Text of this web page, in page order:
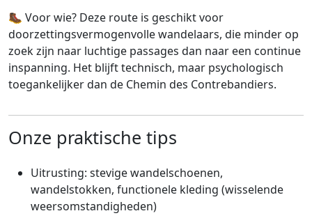
🥾 Voor wie? Deze route is geschikt voor
doorzettingsvermogenvolle wandelaars, die minder op
zoek zijn naar luchtige passages dan naar een continue
inspanning. Het blijft technisch, maar psychologisch
toegankelijker dan de Chemin des Contrebandiers.
Onze praktische tips
Uitrusting: stevige wandelschoenen,
wandelstokken, functionele kleding (wisselende
weersomstandigheden)